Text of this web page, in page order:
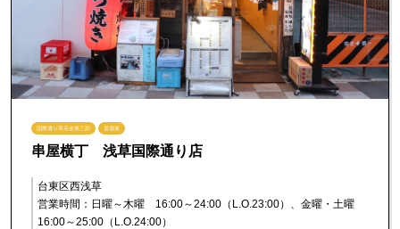
国際通り商店会第三部 居酒屋
串屋横丁 浅草国際通り店
台東区西浅草
営業時間：日曜～木曜 16:00～24:00（L.O.23:00）、金曜・土曜
16:00～25:00（L.O.24:00）